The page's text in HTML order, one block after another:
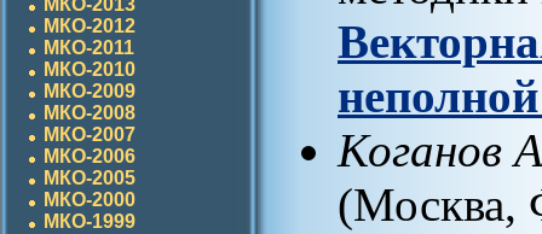
МКО-2013
МКО-2012
МКО-2011
МКО-2010
МКО-2009
МКО-2008
МКО-2007
МКО-2006
МКО-2005
МКО-2000
МКО-1999
Коганов
(Москва,